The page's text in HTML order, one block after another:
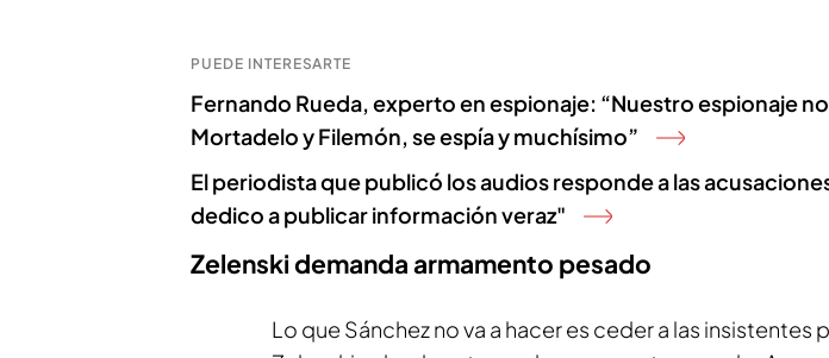
PUEDE INTERESARTE
Fernando Rueda, experto en espionaje: “Nuestro espionaje
Mortadelo y Filemón, se espía y muchísimo”
El periodista que publicó los audios responde a las
dedico a publicar información veraz"
Zelenski demanda armamento pesado
Lo que Sánchez no va a hacer es ceder a las insistentes